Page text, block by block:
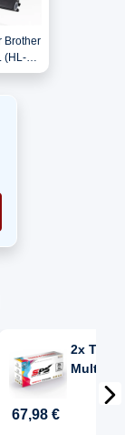
Brother
(HL-
3280
2x
Brother
67,98 €